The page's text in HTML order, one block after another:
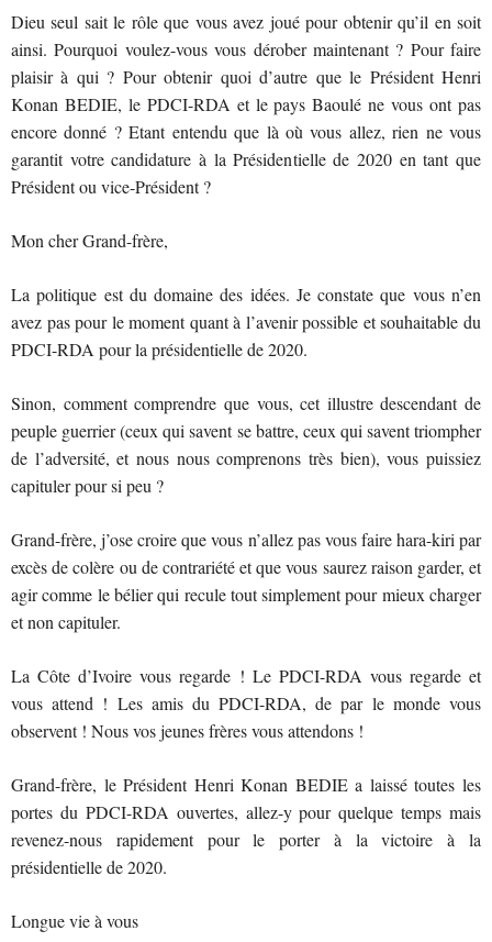
Dieu seul sait le rôle que vous avez joué pour obtenir qu’il en soit
ainsi. Pourquoi voulez-vous vous dérober maintenant ? Pour faire
plaisir à qui ? Pour obtenir quoi d’autre que le Président Henri
Konan BEDIE, le PDCI-RDA et le pays Baoulé ne vous ont pas
encore donné ? Etant entendu que là où vous allez, rien ne vous
garantit votre candidature à la Présidentielle de 2020 en tant que
Président ou vice-Président ?
Mon cher Grand-frère,
La politique est du domaine des idées. Je constate que vous n’en
avez pas pour le moment quant à l’avenir possible et souhaitable du
PDCI-RDA pour la présidentielle de 2020.
Sinon, comment comprendre que vous, cet illustre descendant de
peuple guerrier (ceux qui savent se battre, ceux qui savent triompher
de l’adversité, et nous nous comprenons très bien), vous puissiez
capituler pour si peu ?
Grand-frère, j’ose croire que vous n’allez pas vous faire hara-kiri par
excès de colère ou de contrariété et que vous saurez raison garder, et
agir comme le bélier qui recule tout simplement pour mieux charger
et non capituler.
La Côte d’Ivoire vous regarde ! Le PDCI-RDA vous regarde et
vous attend ! Les amis du PDCI-RDA, de par le monde vous
observent ! Nous vos jeunes frères vous attendons !
Grand-frère, le Président Henri Konan BEDIE a laissé toutes les
portes du PDCI-RDA ouvertes, allez-y pour quelque temps mais
revenez-nous rapidement pour le porter à la victoire à la
présidentielle de 2020.
Longue vie à vous